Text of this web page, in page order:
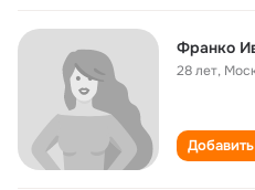
Франко
28 лет,